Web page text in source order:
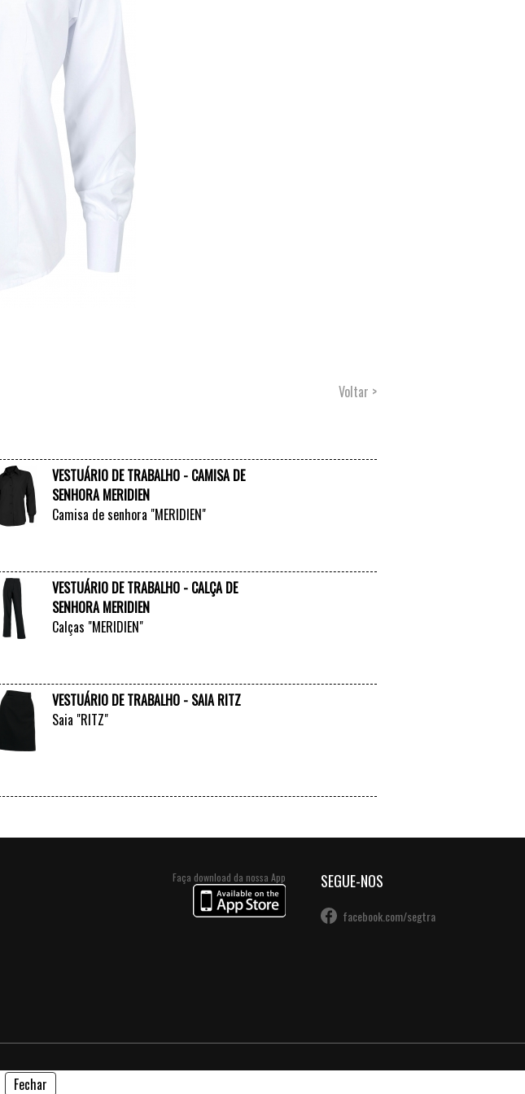
Voltar >
VESTUÁRIO DE TRABALHO - CAMISA DE
SENHORA MERIDIEN
Camisa de senhora "MERIDIEN"
VESTUÁRIO DE TRABALHO - CALÇA DE
SENHORA MERIDIEN
Calças "MERIDIEN"
VESTUÁRIO DE TRABALHO - SAIA RITZ
Saia "RITZ"
Faça download da nossa App SEGUE-NOS
facebook.com/segtra